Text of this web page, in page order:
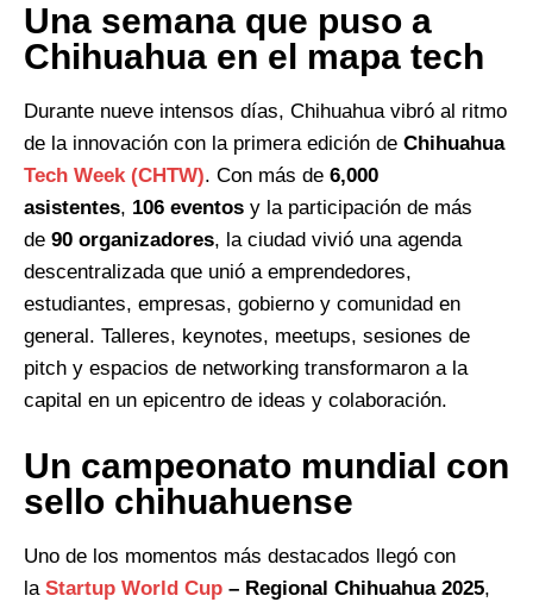
Una semana que puso a
Chihuahua en el mapa tech
Durante nueve intensos días, Chihuahua vibró al ritmo
de la innovación con la primera edición de Chihuahua
Tech Week (CHTW). Con más de 6,000
asistentes, 106 eventos y la participación de más
de 90 organizadores, la ciudad vivió una agenda
descentralizada que unió a emprendedores,
estudiantes, empresas, gobierno y comunidad en
general. Talleres, keynotes, meetups, sesiones de
pitch y espacios de networking transformaron a la
capital en un epicentro de ideas y colaboración.
Un campeonato mundial con
sello chihuahuense
Uno de los momentos más destacados llegó con
la Startup World Cup – Regional Chihuahua 2025,